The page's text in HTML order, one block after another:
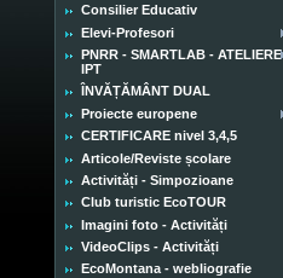
Consilier Educativ
Elevi-Profesori
PNRR - SMARTLAB - ATELIERE
IPT
ÎNVĂȚĂMÂNT DUAL
Proiecte europene
CERTIFICARE nivel 3,4,5
Articole/Reviste școlare
Activități - Simpozioane
Club turistic EcoTOUR
Imagini foto - Activități
VideoClips - Activități
EcoMontana - webliografie